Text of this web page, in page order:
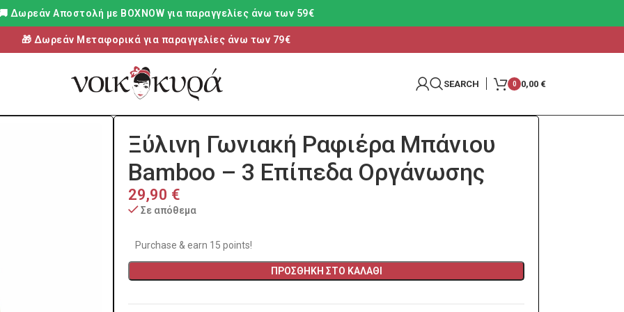
Δωρεάν Aποστολή με BOXNOW για παραγγελίες άνω των 59€
🎁 Δωρεάν Μεταφορικά για παραγγελίες άνω των 79€
SEARCH 0 0,00 €
Ξύλινη Γωνιακή Ραφιέρα Μπάνιου
Bamboo – 3 Επίπεδα Οργάνωσης
29,90 €
Σε απόθεμα
Purchase & earn 15 points!
ΠΡΟΣΘΉΚΗ ΣΤΟ ΚΑΛΆΘΙ